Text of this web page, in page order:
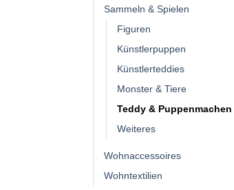
Sammeln & Spielen
Figuren
Künstlerpuppen
Künstlerteddies
Monster & Tiere
Teddy & Puppenmachen
Weiteres
Wohnaccessoires
Wohntextilien